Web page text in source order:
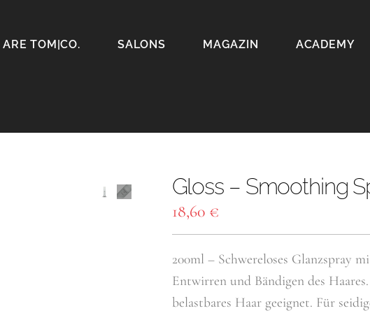
TOM|CO. SALONS MAGAZIN ACADEMY
Gloss – Smoothing
18,60 €
200ml – Schwereloses Glanzspray
Entwirren und Bändigen des
belastbares Haar geeignet. Für